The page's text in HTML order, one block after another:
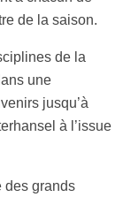
de la saison.
de la
une
jusqu’à
à l’issue
des grands